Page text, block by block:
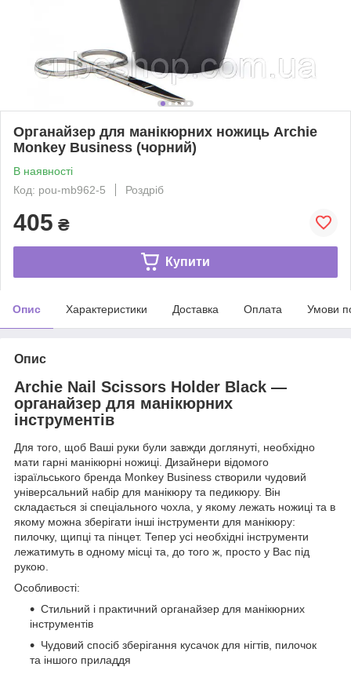
Органайзер для манікюрних ножиць Archie
Monkey Business (чорний)
В наявності
Код: pou-mb962-5
Роздріб
405 ₴
Купити
Опис Характеристики Доставка Оплата Умови
Опис
Archie Nail Scissors Holder Black —
органайзер для манікюрних
інструментів
Для того, щоб Ваші руки були завжди доглянуті, необхідно
мати гарні манікюрні ножиці. Дизайнери відомого
ізраїльського бренда Monkey Business створили чудовий
універсальний набір для манікюру та педикюру. Він
складається зі спеціального чохла, у якому лежать ножиці та в
якому можна зберігати інші інструменти для манікюру:
пилочку, щипці та пінцет. Тепер усі необхідні інструменти
лежатимуть в одному місці та, до того ж, просто у Вас під
рукою.
Особливості:
Стильний і практичний органайзер для манікюрних
інструментів
Чудовий спосіб зберігання кусачок для нігтів, пилочок
та іншого приладдя